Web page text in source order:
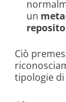
un
Ciò
tipologie di